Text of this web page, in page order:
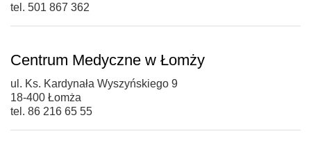
tel. 501 867 362
Centrum Medyczne w Łomży
ul. Ks. Kardynała Wyszyńskiego 9
18-400 Łomża
tel. 86 216 65 55